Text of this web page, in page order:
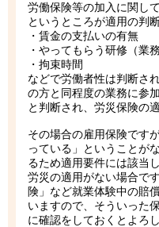
労働保険等の加入に関し
というところが適用の判
・賃金の支払いの有無
・やってもらう研修（業
・拘束時間
などで労働者性は判断さ
の方と同程度の業務に参
と判断され、労災保険の
その場合の雇用保険です
っている」ということが
るため適用要件には該当し
労災の適用がない場合で
険」など就業体験中の賠
いますので、そういった
に確認をしておくとよろ